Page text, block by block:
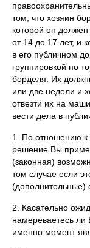
том, что хозяин
которой он
от 14 до 17 лет, и
в его публичном
группировкой по
борделя. Их
или две недели и
отвезти их на
вести дела в
1. По отношению к
решение Вы
(законная)
том случае если
(дополнительные)
2. Касательно
намереваетесь ли
именно момент